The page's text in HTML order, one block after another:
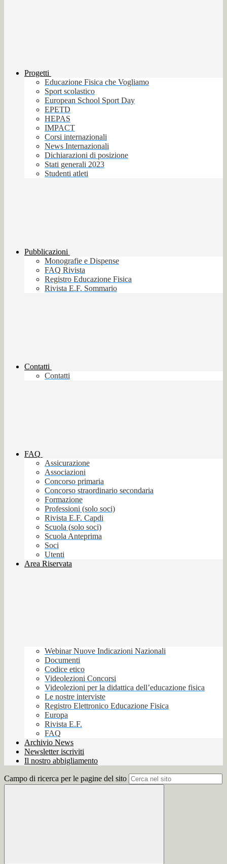
Progetti
Educazione Fisica che Vogliamo
Sport scolastico
European School Sport Day
EPETD
HEPAS
IMPACT
Corsi internazionali
News Internazionali
Dichiarazioni di posizione
Stati generali 2023
Studenti atleti
Pubblicazioni
Monografie e Dispense
FAQ Rivista
Registro Educazione Fisica
Rivista E.F. Sommario
Contatti
Contatti
FAQ
Assicurazione
Associazioni
Concorso primaria
Concorso straordinario secondaria
Formazione
Professioni (solo soci)
Rivista E.F. Capdi
Scuola (solo soci)
Scuola Anteprima
Soci
Utenti
Area Riservata
Webinar Nuove Indicazioni Nazionali
Documenti
Codice etico
Videolezioni Concorsi
Videolezioni per la didattica dell’educazione fisica
Le nostre interviste
Registro Elettronico Educazione Fisica
Europa
Rivista E.F.
FAQ
Archivio News
Newsletter iscriviti
Il nostro abbigliamento
Campo di ricerca per le pagine del sito